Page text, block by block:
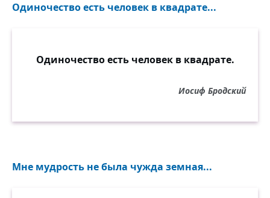
Одиночество есть человек в квадрате...
Одиночество есть человек в квадрате.
Иосиф Бродский
Мне мудрость не была чужда земная...